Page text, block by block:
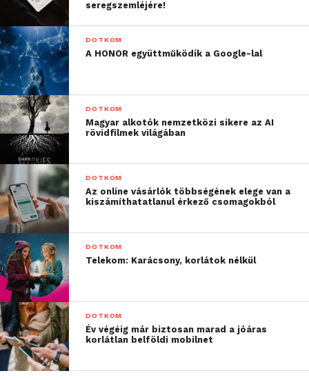
seregszemléjére!
DOTKOM
A HONOR együttműködik a Google-lal
DOTKOM
Magyar alkotók nemzetközi sikere az AI
rövidfilmek világában
DOTKOM
Az online vásárlók többségének elege van a
kiszámíthatatlanul érkező csomagokból
DOTKOM
Telekom: Karácsony, korlátok nélkül
DOTKOM
Év végéig már biztosan marad a jóáras
korlátlan belföldi mobilnet